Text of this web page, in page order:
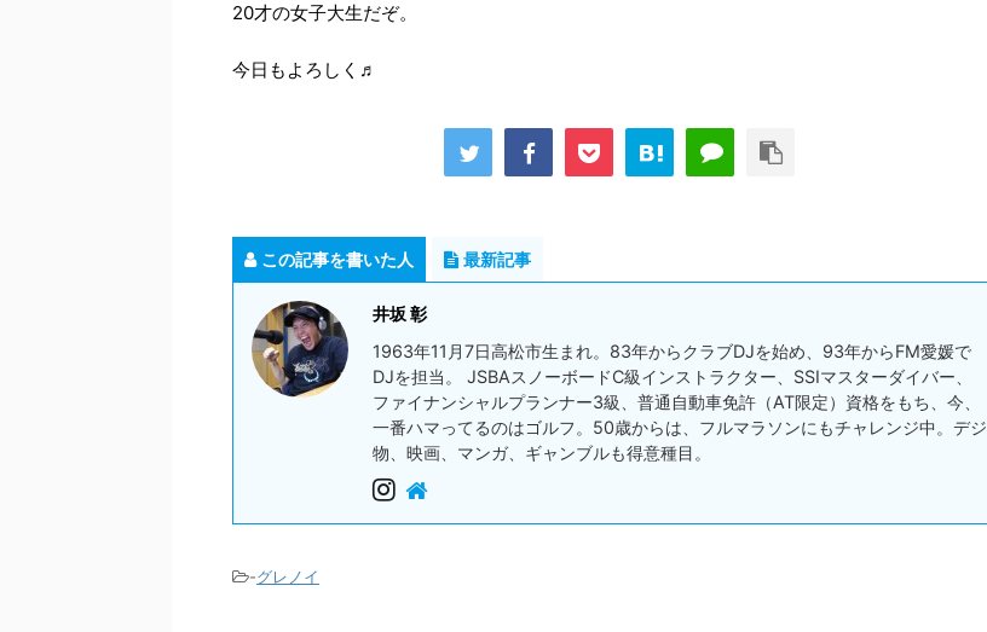
20才の女子大生だぞ。
今日もよろしく♬
この記事を書いた人 最新記事
井坂 彰
1963年11月7日高松市生まれ。83年からクラブDJを始め、93年からFM愛媛で
DJを担当。 JSBAスノーボードC級インストラクター、SSIマスターダイバー、
ファイナンシャルプランナー3級、普通自動車免許（AT限定）資格をもち、今、
一番ハマってるのはゴルフ。50歳からは、フルマラソンにもチャレンジ中。デジ
物、映画、マンガ、ギャンブルも得意種目。
-グレノイ